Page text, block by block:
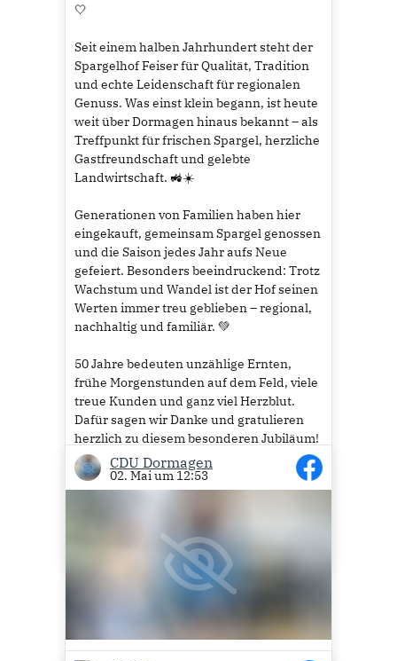
🤍
Seit einem halben Jahrhundert steht der
Spargelhof Feiser für Qualität, Tradition
und echte Leidenschaft für regionalen
Genuss. Was einst klein begann, ist heute
weit über Dormagen hinaus bekannt – als
Treffpunkt für frischen Spargel, herzliche
Gastfreundschaft und gelebte
Landwirtschaft. 🚜☀️
Generationen von Familien haben hier
eingekauft, gemeinsam Spargel genossen
und die Saison jedes Jahr aufs Neue
gefeiert. Besonders beeindruckend: Trotz
Wachstum und Wandel ist der Hof seinen
Werten immer treu geblieben – regional,
nachhaltig und familiär. 💚
50 Jahre bedeuten unzählige Ernten,
frühe Morgenstunden auf dem Feld, viele
treue Kunden und ganz viel Herzblut.
Dafür sagen wir Danke und gratulieren
herzlich zu diesem besonderen Jubiläum!
🎉
Auf die nächsten 50 Jahre voller Genuss,
37
CDU Dormagen
02. Mai um 12:53